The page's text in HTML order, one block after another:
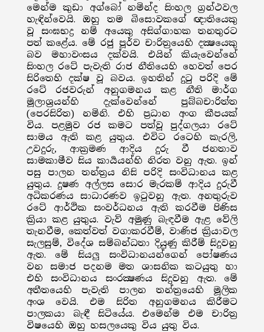
මෙන්ම කුඩා අග්බෝ නමින්ද සිංහල ග්‍රන්ථවල
හැඳින්වෙයි. ඔහු තම බිසොවකගේ ඥාතියෙකු
වූ සංඝභද්‍ර නම් අයෙකු අසිග්ගාහක තනතුරට
පත් කළේය. මේ රජු පූර්ව චාරිත්‍රයෙහි දක්‍ෂයෙකු
බව මහාවංසය දක්වයි. එයින් කියැවෙන්නේ
සිංහල රටේ පැවැති රාජ නීතියෙහි හෙවත් පෙර
සිරිතෙහි දක්ෂ වූ බවය. ඉහතින් දුටු පරිදි මේ
රටේ රජවරුන් අනුගමනය කළ නීති මාර්ග
මූලාශ්‍රයන්හි දැක්වෙන්නේ පුබ්බචාරිත්ත
(පෙරසිරිත) නමිනි. එහි ප්‍රධාන අංග කීපයක්
විය. පළමුව රජ කමට පත්වූ පුද්ගලයා රටේ
සාමය ඇති කළ යුතුය. එවිට රටෙහි කැරලි,
උවදුරු, ආක්‍රමණ ආදිය දුරු වී ජනතාව
සාමකාමීව සිය කාර්‍යයන්හි නිරත වනු ඇත. ඉන්
පසු පාලන තන්ත්‍රය නිසි පරිදි සංවිධානය කළ
යුතුය. දුෂණ අල්ලස සොර මැරකම් ආදිය දුරුවී
අධිකරණය සාධාරණව ඉටුවනු ඇත. අනතුරුව
රටේ ආර්ථික සංවර්ධනය ඇති කරවීම පිණිස
ක්‍රියා කළ යුතුය. වැව් අමුණු බැඳවීම ඇළ වේලි
තැනවීම, කෙත්වත් වගාකරවීම්, වාණිජ ක්‍රියාවල
සැලසුම්, විදේශ සම්බන්ධතා දියුණු කිරීම් සිදුවනු
ඇත. මේ සියලු සංවිධානයන්ගෙන් පෝෂණය
වන සමාජ පදනම මත ශාසනික කටයුතු හා
එහි සංවිධානය සංරක්‍ෂණය සිදුවනු ඇත. මේ
අතීතයෙහි පැවැති පාලන තන්ත්‍රයෙහි මූලික
අංශ වෙයි. එම සිරිත අනුගමනය කිරීමට
පාලකයා බැඳී සිටියේය. එමෙන්ම එම චාරිත්‍ර
විෂයෙහි ඔහු හසලයෙකු විය යුතු විය.